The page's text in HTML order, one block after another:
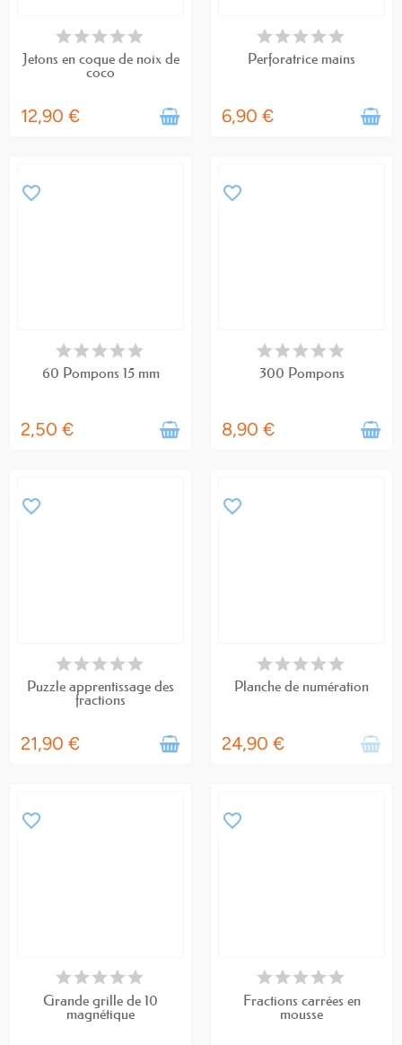
EN STOCK
Jetons en coque de noix de
coco
12,90 €
EN STOCK
Perforatrice mains
6,90 €
EN STOCK
favorite_border
60 Pompons 15 mm
2,50 €
EN STOCK
favorite_border
300 Pompons
8,90 €
EN STOCK
favorite_border
Puzzle apprentissage des
fractions
21,90 €
RUPTURE DE STOCK
favorite_border
Planche de numération
24,90 €
EN STOCK
favorite_border
Grande grille de 10
magnétique
EN STOCK
favorite_border
Fractions carrées en
mousse